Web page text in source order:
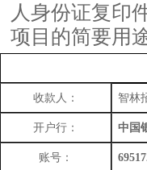
人身份证复印
项目的简要用
收款人： 智林
开户行： 中国
账号：